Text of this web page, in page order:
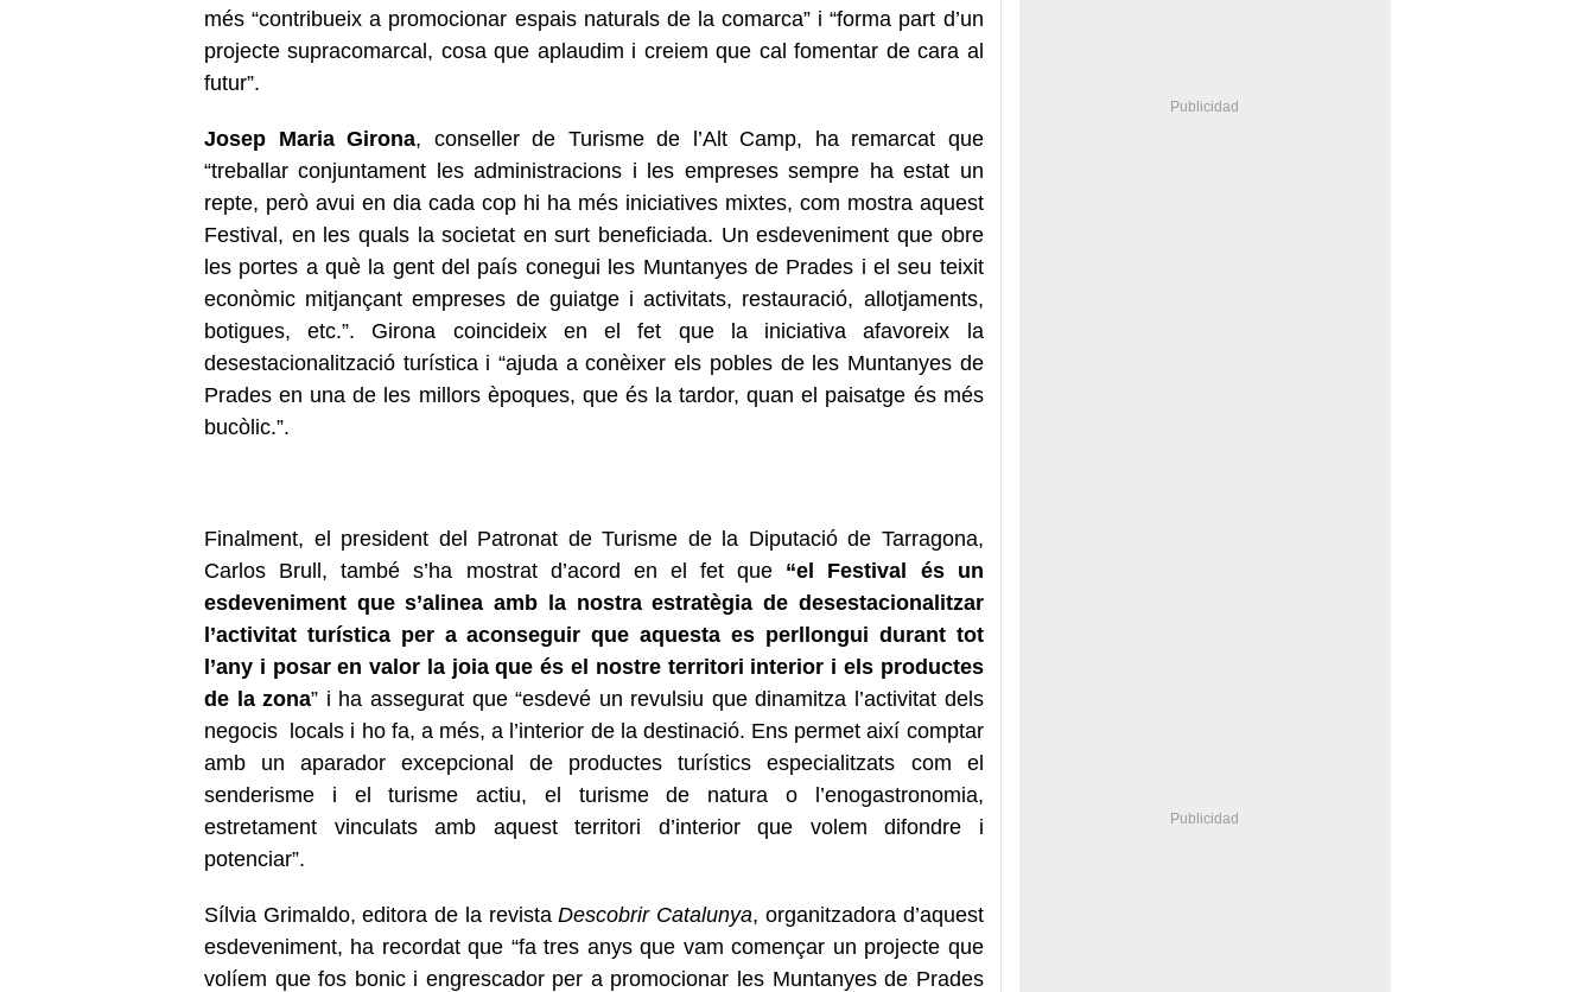
més “contribueix a promocionar espais naturals de la comarca” i “forma part d’un
projecte supracomarcal, cosa que aplaudim i creiem que cal fomentar de cara al
futur”.
Josep Maria Girona, conseller de Turisme de l’Alt Camp, ha remarcat que
“treballar conjuntament les administracions i les empreses sempre ha estat un
repte, però avui en dia cada cop hi ha més iniciatives mixtes, com mostra aquest
Festival, en les quals la societat en surt beneficiada. Un esdeveniment que obre
les portes a què la gent del país conegui les Muntanyes de Prades i el seu teixit
econòmic mitjançant empreses de guiatge i activitats, restauració, allotjaments,
botigues, etc.”. Girona coincideix en el fet que la iniciativa afavoreix la
desestacionalització turística i “ajuda a conèixer els pobles de les Muntanyes de
Prades en una de les millors èpoques, que és la tardor, quan el paisatge és més
bucòlic.”.
Finalment, el president del Patronat de Turisme de la Diputació de Tarragona,
Carlos Brull, també s’ha mostrat d’acord en el fet que “el Festival és un
esdeveniment que s’alinea amb la nostra estratègia de desestacionalitzar
l’activitat turística per a aconseguir que aquesta es perllongui durant tot
l’any i posar en valor la joia que és el nostre territori interior i els productes
de la zona” i ha assegurat que “esdevé un revulsiu que dinamitza l’activitat dels
negocis locals i ho fa, a més, a l’interior de la destinació. Ens permet així comptar
amb un aparador excepcional de productes turístics especialitzats com el
senderisme i el turisme actiu, el turisme de natura o l’enogastronomia,
estretament vinculats amb aquest territori d’interior que volem difondre i
potenciar”.
Sílvia Grimaldo, editora de la revistaDescobrir Catalunya, organitzadora d’aquest
esdeveniment, ha recordat que “fa tres anys que vam començar un projecte que
volíem que fos bonic i engrescador per a promocionar les Muntanyes de Prades